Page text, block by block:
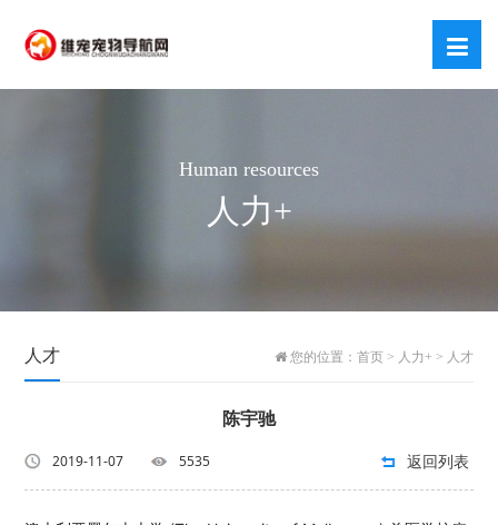
Human resources
人力+
人才 您的位置： 首页> 人力+ > 人才
陈宇驰
2019-11-07 5535 返回列表